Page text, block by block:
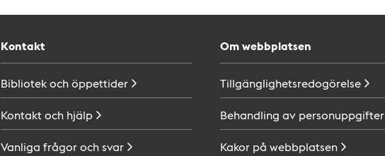
Kontakt
Bibliotek ochöppettider
Kontakt och hjälp
Vanliga frågor ochsvar
Om webbplatsen
Tillgänglighetsredogörelse
Behandling av personuppgifter
Kakor på webbplatsen